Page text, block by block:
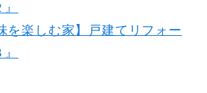
楽しむ家】戸建てリフォー